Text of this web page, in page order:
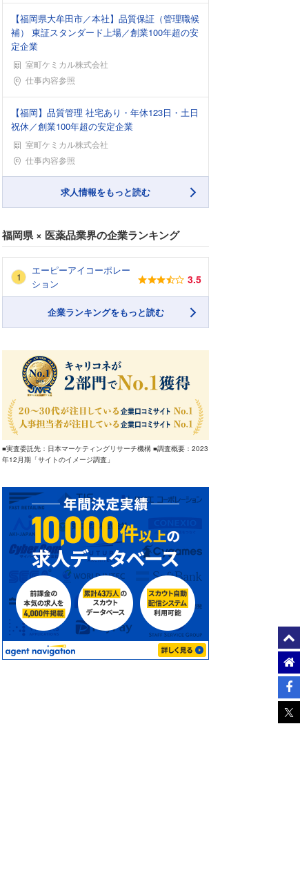
【福岡県大牟田市／本社】品質保証（管理職候
補） 東証スタンダード上場／創業100年超の安
定企業
室町ケミカル株式会社
勤務地仕事内容参照
【福岡】品質管理 社宅あり・年休123日・土日
祝休／創業100年超の安定企業
室町ケミカル株式会社
勤務地仕事内容参照
求人情報をもっと読む
福岡県× 医薬品業界の企業ランキング
エーピーアイコーポレー
ション
3.5
企業ランキングをもっと読む
■実査委託先：日本マーケティングリサーチ機構 ■調査概要：2023
年12月期「サイトのイメージ調査」